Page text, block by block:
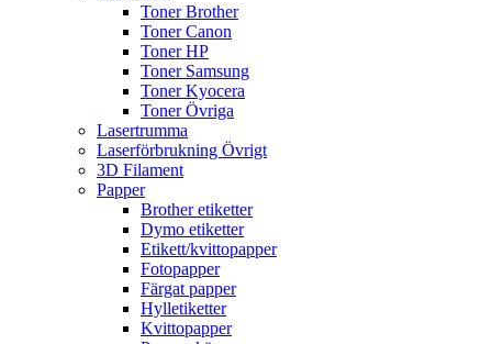
Toner Brother
Toner Canon
Toner HP
Toner Samsung
Toner Kyocera
Toner Övriga
Lasertrumma
Laserförbrukning Övrigt
3D Filament
Papper
Brother etiketter
Dymo etiketter
Etikett/kvittopapper
Fotopapper
Färgat papper
Hylletiketter
Kvittopapper